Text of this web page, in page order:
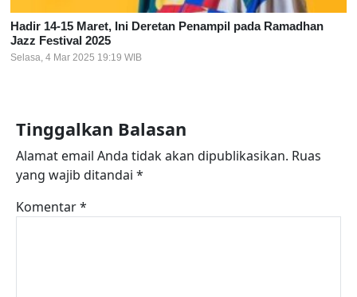
Hadir 14-15 Maret, Ini Deretan Penampil pada Ramadhan
Jazz Festival 2025
Selasa, 4 Mar 2025 19:19 WIB
Tinggalkan Balasan
Alamat email Anda tidak akan dipublikasikan. Ruas
yang wajib ditandai *
Komentar*